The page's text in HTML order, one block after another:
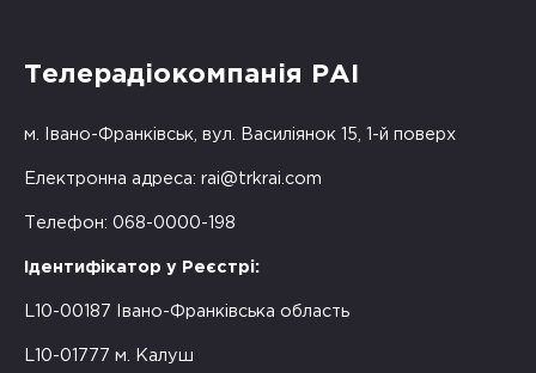
Телерадіокомпанія РАІ
м. Івано-Франківськ, вул. Василіянок 15, 1-й поверх
Електронна адреса: rai@trkrai.com
Телефон: 068-0000-198
Ідентифікатор у Реєстрі:
L10-00187 Івано-Франківська область
L10-01777 м. Калуш